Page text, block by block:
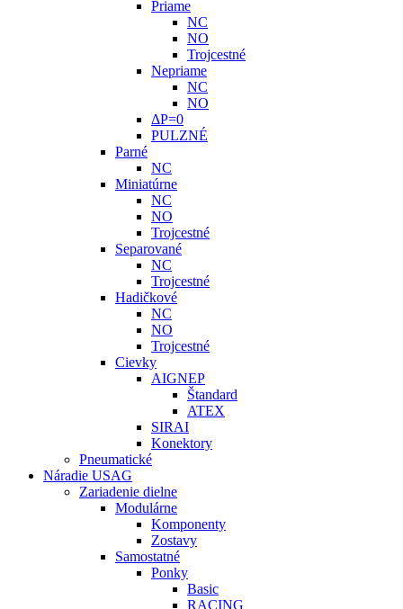
Priame
NC
NO
Trojcestné
Nepriame
NC
NO
ΔP=0
PULZNÉ
Parné
NC
Miniatúrne
NC
NO
Trojcestné
Separované
NC
Trojcestné
Hadičkové
NC
NO
Trojcestné
Cievky
AIGNEP
Štandard
ATEX
SIRAI
Konektory
Pneumatické
Náradie USAG
Zariadenie dielne
Modulárne
Komponenty
Zostavy
Samostatné
Ponky
Basic
RACING